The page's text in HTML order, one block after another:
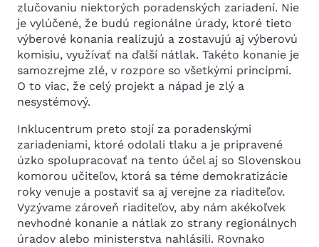
zlučovaniu niektorých poradenských zariadení. Nie
je vylúčené, že budú regionálne úrady, ktoré tieto
výberové konania realizujú a zostavujú aj výberovú
komisiu, využívať na ďalší nátlak. Takéto konanie je
samozrejme zlé, v rozpore so všetkými princípmi.
O to viac, že celý projekt a nápad je zlý a
nesystémový.
Inklucentrum preto stojí za poradenskými
zariadeniami, ktoré odolali tlaku a je pripravené
úzko spolupracovať na tento účel aj so Slovenskou
komorou učiteľov, ktorá sa téme demokratizácie
roky venuje a postaviť sa aj verejne za riaditeľov.
Vyzývame zároveň riaditeľov, aby nám akékoľvek
nevhodné konanie a nátlak zo strany regionálnych
úradov alebo ministerstva nahlásili. Rovnako